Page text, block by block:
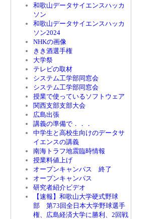
和歌山データサイエンスハッカ
ソン
和歌山データサイエンスハッカ
ソン2024
NHKの画像
きき酒選手権
大学祭
テレビの取材
システム工学部同窓会
システム工学部同窓会
授業で使っているソフトウェア
関西支部支部大会
広島出張
講義の準備で．．．
中学生と高校生向けのデータサ
イエンスの講義
南海トラフ地震臨時情報
授業料値上げ
オープンキャンパス 終了
オープンキャンパス
研究者紹介ビデオ
【速報】和歌山大学硬式野球
部 第73回全日本大学野球選手
権、広島経済大学に勝利、2回戦